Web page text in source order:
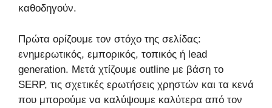
καθοδηγούν.
Πρώτα ορίζουμε τον στόχο της σελίδας:
ενημερωτικός, εμπορικός, τοπικός ή lead
generation. Μετά χτίζουμε outline με βάση το
SERP, τις σχετικές ερωτήσεις χρηστών και τα κενά
που μπορούμε να καλύψουμε καλύτερα από τον